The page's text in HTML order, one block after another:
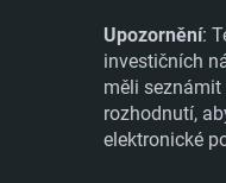
Upozornění:
investičních
měli
rozhodnutí,
elektronické